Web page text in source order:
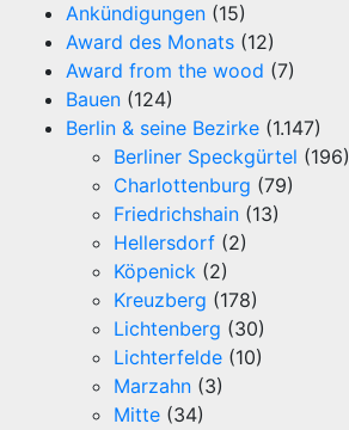
Ankündigungen (15)
Award des Monats (12)
Award from the wood (7)
Bauen (124)
Berlin & seine Bezirke (1.147)
Berliner Speckgürtel (196)
Charlottenburg (79)
Friedrichshain (13)
Hellersdorf (2)
Köpenick (2)
Kreuzberg (178)
Lichtenberg (30)
Lichterfelde (10)
Marzahn (3)
Mitte (34)